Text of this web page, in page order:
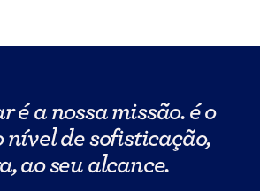
é a nossa missão. é o
nível de sofisticação,
ao seu alcance.